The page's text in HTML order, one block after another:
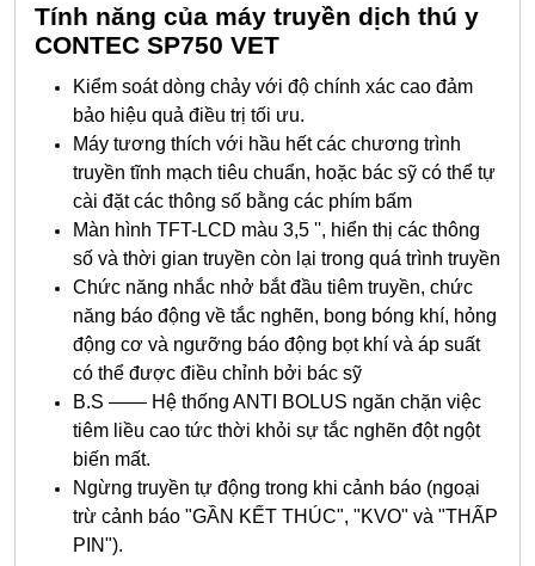
Tính năng của máy truyền dịch thú y
CONTEC SP750 VET
Kiểm soát dòng chảy với độ chính xác cao đảm
bảo hiệu quả điều trị tối ưu.
Máy tương thích với hầu hết các chương trình
truyền tĩnh mạch tiêu chuẩn, hoặc bác sỹ có thể tự
cài đặt các thông số bằng các phím bấm
Màn hình TFT-LCD màu 3,5 '', hiển thị các thông
số và thời gian truyền còn lại trong quá trình truyền
Chức năng nhắc nhở bắt đầu tiêm truyền, chức
năng báo động về tắc nghẽn, bong bóng khí, hỏng
động cơ và ngưỡng báo động bọt khí và áp suất
có thể được điều chỉnh bởi bác sỹ
B.S —— Hệ thống ANTI BOLUS ngăn chặn việc
tiêm liều cao tức thời khỏi sự tắc nghẽn đột ngột
biến mất.
Ngừng truyền tự động trong khi cảnh báo (ngoại
trừ cảnh báo "GẦN KẾT THÚC", "KVO" và "THẤP
PIN").